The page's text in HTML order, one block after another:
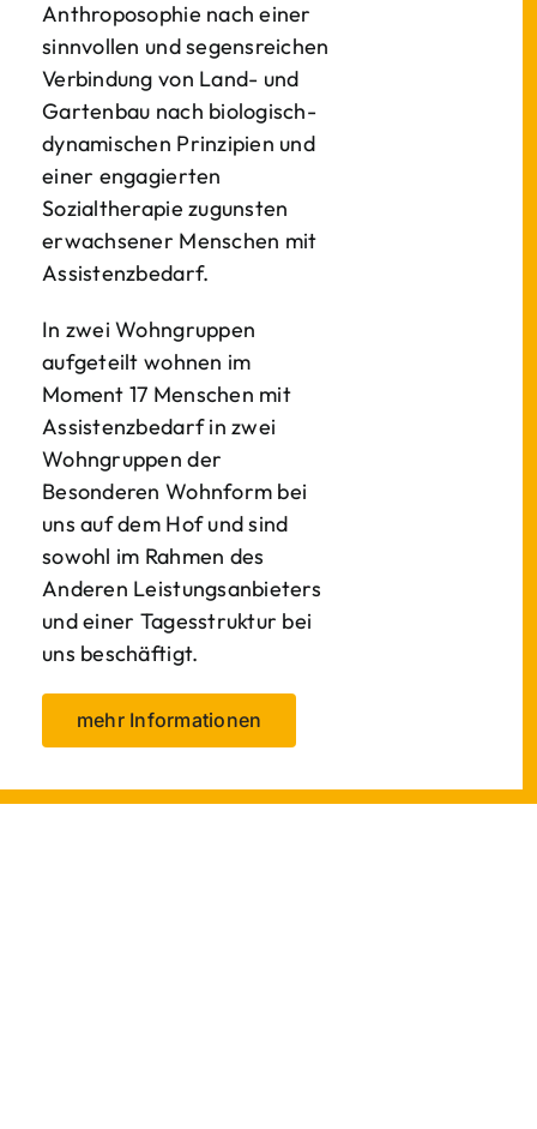
Anthroposophie nach einer
sinnvollen und segensreichen
Verbindung von Land- und
Gartenbau nach biologisch-
dynamischen Prinzipien und
einer engagierten
Sozialtherapie zugunsten
erwachsener Menschen mit
Assistenzbedarf.
In zwei Wohngruppen
aufgeteilt wohnen im
Moment 17 Menschen mit
Assistenzbedarf in zwei
Wohngruppen der
Besonderen Wohnform bei
uns auf dem Hof und sind
sowohl im Rahmen des
Anderen Leistungsanbieters
und einer Tagesstruktur bei
uns beschäftigt.
mehr Informationen